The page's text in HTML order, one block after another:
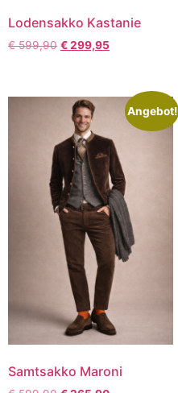
Lodensakko Kastanie
€599,90 €299,95
Angebot!
Samtsakko Maroni